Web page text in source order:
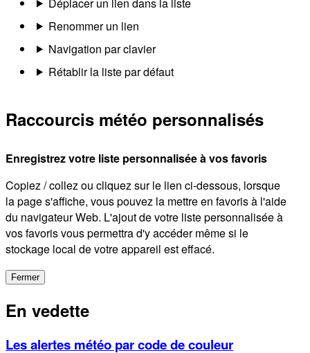
Renommer un lien
Navigation par clavier
Rétablir la liste par défaut
Raccourcis météo personnalisés
Enregistrez votre liste personnalisée à vos favoris
Copiez / collez ou cliquez sur le lien ci-dessous, lorsque
la page s'affiche, vous pouvez la mettre en favoris à l'aide
du navigateur Web. L'ajout de votre liste personnalisée à
vos favoris vous permettra d'y accéder même si le
stockage local de votre appareil est effacé.
Fermer
En vedette
Les alertes météo par code de couleur